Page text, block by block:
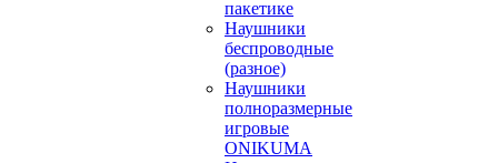
пакетике
Наушники
беспроводные
(разное)
Наушники
полноразмерные
игровые
ONIKUMA